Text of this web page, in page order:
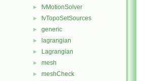
► fvMotionSolver
► fvTopoSetSources
► generic
► lagrangian
► Lagrangian
► mesh
► meshCheck